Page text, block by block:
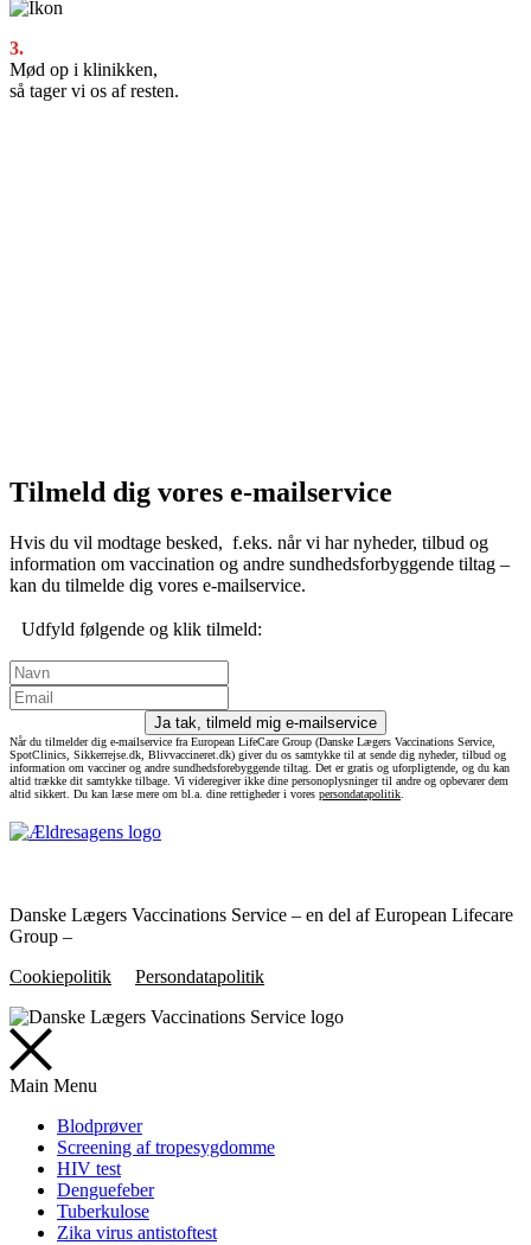
3.
Mød op i klinikken,
så tager vi os af resten.
Tilmeld dig vores e-mailservice
Hvis du vil modtage besked, f.eks. når vi har nyheder, tilbud og
information om vaccination og andre sundhedsforbyggende tiltag –
kan du tilmelde dig vores e-mailservice.
Udfyld følgende og klik tilmeld:
Ja tak, tilmeld mig e-mailservice
Når du tilmelder dig e-mailservice fra European LifeCare Group (Danske Lægers Vaccinations Service,
SpotClinics, Sikkerrejse.dk, Blivvaccineret.dk) giver du os samtykke til at sende dig nyheder, tilbud og
information om vacciner og andre sundhedsforebyggende tiltag. Det er gratis og uforpligtende, og du kan
altid trække dit samtykke tilbage. Vi videregiver ikke dine personoplysninger til andre og opbevarer dem
altid sikkert. Du kan læse mere om bl.a. dine rettigheder i vores persondatapolitik
Danske Lægers Vaccinations Service – en del af European Lifecare
Group –
Cookiepolitik
Persondatapolitik
Main Menu
Blodprøver
Screening af tropesygdomme
HIV test
Denguefeber
Tuberkulose
Zika virus antistoftest